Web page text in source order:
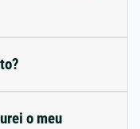
o meu